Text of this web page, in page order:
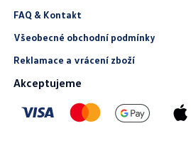
FAQ & Kontakt
Všeobecné obchodní podmínky
Reklamace a vrácení zboží
Akceptujeme